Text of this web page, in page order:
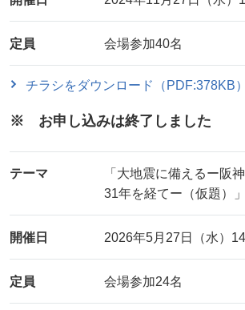
定員 会場参加40名
チラシをダウンロード（PDF:378KB）
※ お申し込みは終了しました
テーマ
「大地震に備えるー阪
31年を経てー（仮題）」
開催日 2026年5月27日（水）
定員 会場参加24名